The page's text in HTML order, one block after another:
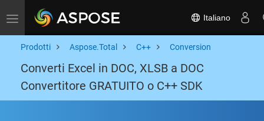
Toggle navigation Italiano
Prodotti Aspose.Total C++ Conversion
Converti Excel in DOC, XLSB a DOC
Convertitore GRATUITO o C++ SDK